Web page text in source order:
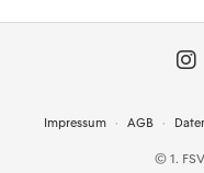
Impressum AGB
© 1.